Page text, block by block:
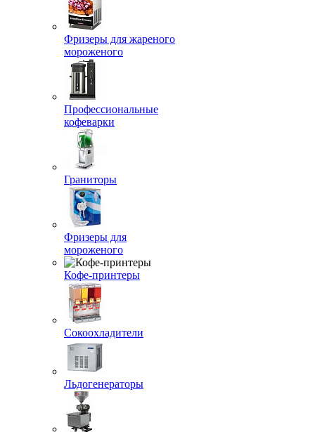
Фризеры для жареного
мороженого
Профессиональные
кофеварки
Граниторы
Фризеры для
мороженого
Кофе-принтеры
Сокоохладители
Льдогенераторы